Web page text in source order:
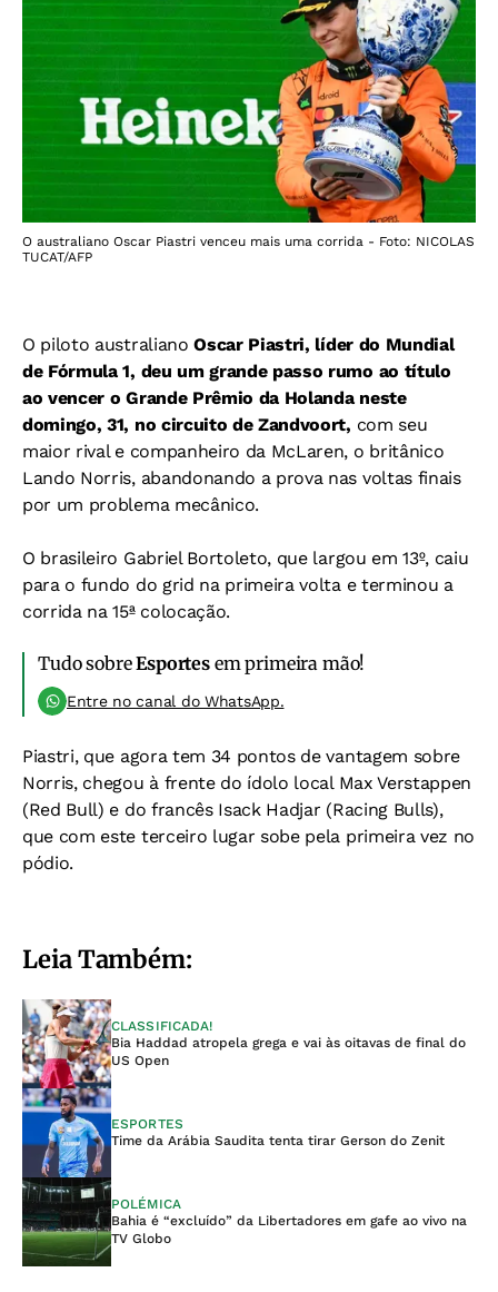
O australiano Oscar Piastri venceu mais uma corrida - Foto: NICOLAS
TUCAT/AFP
O piloto australianoOscar Piastri, líder do Mundial
de Fórmula 1, deu um grande passo rumo ao título
ao vencer o Grande Prêmio da Holanda neste
domingo, 31, no circuito de Zandvoort, com seu
maior rival e companheiro da McLaren, o britânico
Lando Norris, abandonando a prova nas voltas finais
por um problema mecânico.
O brasileiro Gabriel Bortoleto, que largou em 13º, caiu
para o fundo do grid na primeira volta e terminou a
corrida na 15ª colocação.
Tudo sobreEsportesem primeira mão!
Entre no canal do WhatsApp.
Piastri, que agora tem 34 pontos de vantagem sobre
Norris, chegou à frente do ídolo local Max Verstappen
(Red Bull) e do francês Isack Hadjar (Racing Bulls),
que com este terceiro lugar sobe pela primeira vez no
pódio.
Leia Também:
CLASSIFICADA!
Bia Haddad atropela grega e vai às oitavas de final do
US Open
ESPORTES
Time da Arábia Saudita tenta tirar Gerson do Zenit
POLÉMICA
Bahia é “excluído” da Libertadores em gafe ao vivo na
TV Globo